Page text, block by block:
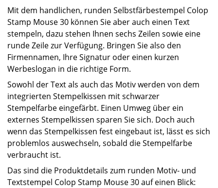
Mit dem handlichen, runden Selbstfärbestempel Colop
Stamp Mouse 30 können Sie aber auch einen Text
stempeln, dazu stehen Ihnen sechs Zeilen sowie eine
runde Zeile zur Verfügung. Bringen Sie also den
Firmennamen, Ihre Signatur oder einen kurzen
Werbeslogan in die richtige Form.
Sowohl der Text als auch das Motiv werden von dem
integrierten Stempelkissen mit schwarzer
Stempelfarbe eingefärbt. Einen Umweg über ein
externes Stempelkissen sparen Sie sich. Doch auch
wenn das Stempelkissen fest eingebaut ist, lässt es sich
problemlos auswechseln, sobald die Stempelfarbe
verbraucht ist.
Das sind die Produktdetails zum runden Motiv- und
Textstempel Colop Stamp Mouse 30 auf einen Blick: